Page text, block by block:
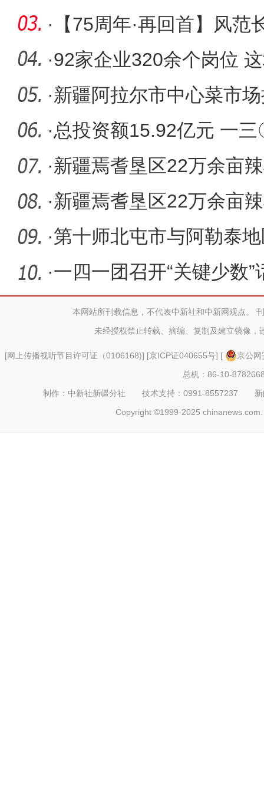
·
【75周年·再回首】风
一师医
·92家企业320余个岗位
·新疆阿拉尔市中心菜市
·总投资额15.92亿元 一
目
·新疆焉耆垦区22万余亩
·新疆焉耆垦区22万余亩
·第十师北屯市与阿勒泰
商大会兵
·一四一团召开“关键少数
本网站所刊载信息，不代表中新社和中新网观点。
未经授权禁止转载、摘编、复制及建立镜像，
[网上传播视听节目许可证（0106168)] [京ICP证040655号] [
京公
总机：86-10-
制作：中新社新疆分社 技术支持：0991-8557237
Copyright ©1999-2025